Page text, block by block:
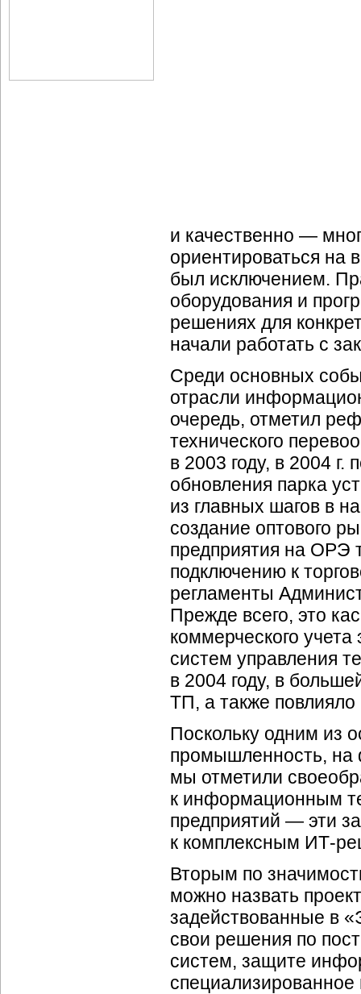
и качественно —
ориентироваться на
был исключением.
оборудования и
решениях для
начали работать с
Среди основных
отрасли
очередь, отметил
технического
в 2003 году, в 2004
обновления парка
из главных шагов в
создание оптового
предприятия на ОРЭ
подключению к
регламенты
Прежде всего, это
коммерческого
систем управления
в 2004 году, в
ТП, а также
Поскольку одним из
промышленность, на
мы отметили
к информационным
предприятий — эти
к комплексным ИТ-
Вторым по
можно назвать
задействованные в
свои решения по
систем, защите